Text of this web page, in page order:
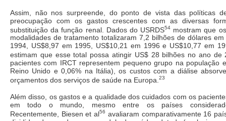
Assim, não nos surpreende, do ponto de vista das políticas
preocupação com os gastos crescentes com as diversas
substituição da função renal. Dados do USRDS54 mostram que
modalidades de tratamento totalizaram 7,2 bilhões de dólares
1994, US$8,97 em 1995, US$10,21 em 1996 e US$10,77 em
estimam que esse total possa atingir US$ 28 bilhões no ano de
pacientes com IRCT representem pequeno grupo na população
Reino Unido e 0,06% na Itália), os custos com a diálise
orçamentos dos serviços de saúde na Europa. 23
Além disso, os gastos e a qualidade dos cuidados com os
em todo o mundo, mesmo entre os países
Recentemente, Biesen et al56 avaliaram comparativamente 16